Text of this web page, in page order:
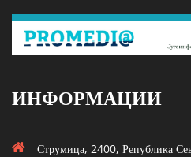
ИНФОРМАЦИИ
Струмица, 2400, Република